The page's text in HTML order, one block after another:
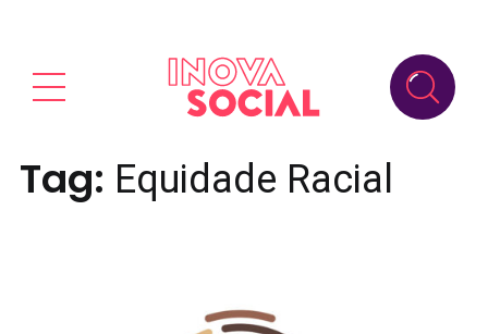
Tag: Equidade Racial